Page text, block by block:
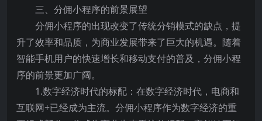
三、分佣小程序的前景展望
分佣小程序的出现改变了传统分销模式的缺点，提
升了效率和品质，为商业发展带来了巨大的机遇。随着
智能手机用户的快速增长和移动支付的普及，分佣小程
序的前景更加广阔。
1.数字经济时代的标配：在数字经济时代，电商和
互联网+已经成为主流。分佣小程序作为数字经济的重